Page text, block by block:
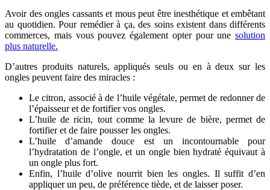
Avoir des ongles cassants et mous peut être inesthétique et embêtant
au quotidien. Pour remédier à ça, des soins existent dans différents
commerces, mais vous pouvez également opter pour une solution
plus naturelle.
D’autres produits naturels, appliqués seuls ou en à deux sur les
ongles peuvent faire des miracles :
Le citron, associé à de l’huile végétale, permet de redonner de
l’épaisseur et de fortifier vos ongles.
L’huile de ricin, tout comme la levure de bière, permet de
fortifier et de faire pousser les ongles.
L’huile d’amande douce est un incontournable pour
l’hydratation de l’ongle, et un ongle bien hydraté équivaut à
un ongle plus fort.
Enfin, l’huile d’olive nourrit bien les ongles. Il suffit d’en
appliquer un peu, de préférence tiède, et de laisser poser.